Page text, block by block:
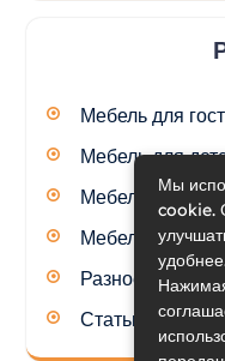
Мебель для
Мебель для
Мебель для
Мебель для
Разное
Статьи
Мы
cookie.